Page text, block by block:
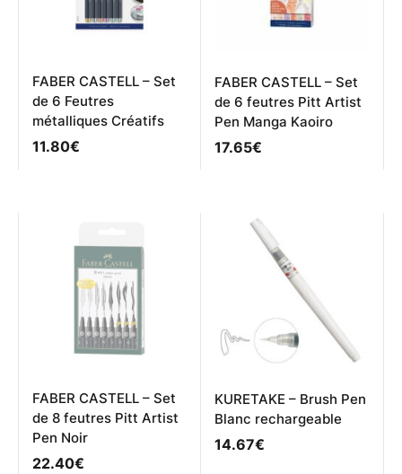
FABER CASTELL – Set
de 6 Feutres
métalliques Créatifs
11.80€
FABER CASTELL – Set
de 6 feutres Pitt Artist
Pen Manga Kaoiro
17.65€
FABER CASTELL – Set
de 8 feutres Pitt Artist
Pen Noir
22.40€
KURETAKE – Brush Pen
Blanc rechargeable
14.67€